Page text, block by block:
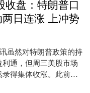
收盘：特朗普口
日连涨 上冲势
虽然对特朗普政策的持
通，但周三美股市场
得集体收涨。此前特
均发表缓和关税政策